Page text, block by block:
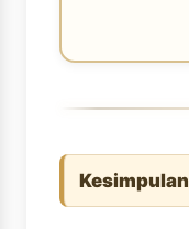
Kesimpulan